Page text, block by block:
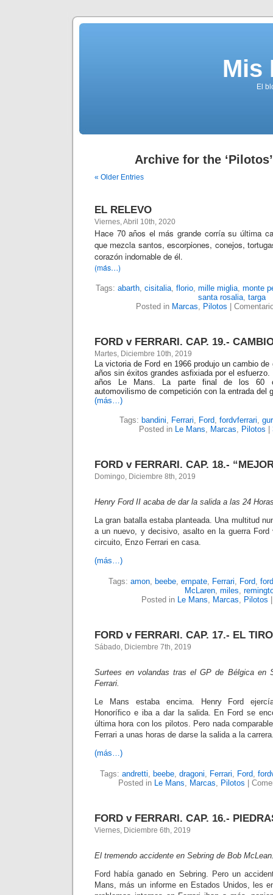
Mis
El
Archive for the
« Older Entries
EL RELEVO
Viernes, Abril 10th, 2020
Hace 70 años el más grande corría su última
que mezcla santos, escorpiones, conejos,
corazón indomable de él.
(más…)
Tags: abarth, cisitalia, florio, mille miglia, monte
santa rosalia, targa
Posted in Marcas, Pilotos
FORD v FERRARI. CAP. 19.-
Martes, Diciembre 10th, 2019
La victoria de Ford en 1966 produjo un cambio
años sin éxitos grandes asfixiada por el esfuerzo.
años Le Mans. La parte final de los 60
automovilismo de competición con la entrada del
(más…)
Tags: bandini, Ferrari, Ford, fordvferrari,
Posted in Le Mans, Marcas, Pilotos
FORD v FERRARI. CAP. 18.-
Domingo, Diciembre 8th, 2019
Henry Ford II acaba de dar la salida a las 24
La gran batalla estaba planteada. Una multitud
a un nuevo, y decisivo, asalto en la guerra Ford
circuito, Enzo Ferrari en casa.
(más…)
Tags: amon, beebe, empate, Ferrari, Ford,
McLaren, miles,
Posted in Le Mans, Marcas, Pilotos
FORD v FERRARI. CAP. 17.- EL
Sábado, Diciembre 7th, 2019
Surtees en volandas tras el GP de Bélgica en
Ferrari.
Le Mans estaba encima. Henry Ford
Honorífico e iba a dar la salida. En Ford se
última hora con los pilotos. Pero nada
Ferrari a unas horas de darse la salida a la
(más…)
Tags: andretti, beebe, dragoni, Ferrari, Ford,
Posted in Le Mans, Marcas, Pilotos
FORD v FERRARI. CAP. 16.-
Viernes, Diciembre 6th, 2019
El tremendo accidente en Sebring de Bob
Ford había ganado en Sebring. Pero un
Mans, más un informe en Estados Unidos, les